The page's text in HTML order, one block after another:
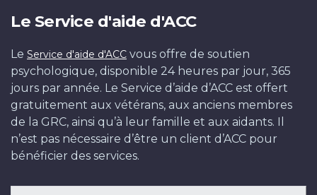
Le Service d'aide d'ACC
Le Service d'aide d'ACC vous offre de soutien
psychologique, disponible 24 heures par jour, 365
jours par année. Le Service d’aide d’ACC est offert
gratuitement aux vétérans, aux anciens membres
de la GRC, ainsi qu’à leur famille et aux aidants. Il
n’est pas nécessaire d’être un client d’ACC pour
bénéficier des services.